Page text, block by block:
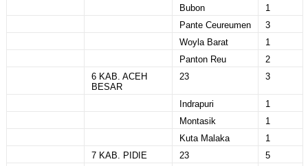
Bubon
1
Pante Ceureumen
3
Woyla Barat
1
Panton Reu
2
6 KAB. ACEH
BESAR
23 3
Indrapuri
1
Montasik
1
Kuta Malaka
1
7 KAB. PIDIE
23
5